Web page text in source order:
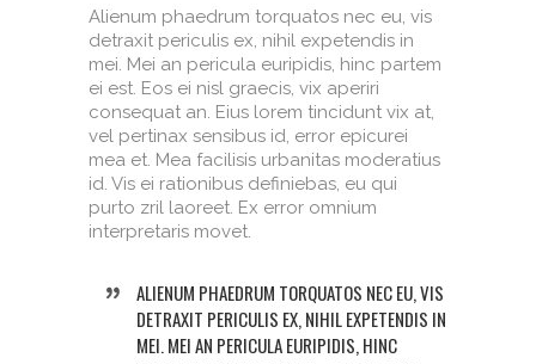
Alienum phaedrum torquatos nec eu, vis
detraxit periculis ex, nihil expetendis in
mei. Mei an pericula euripidis, hinc partem
ei est. Eos ei nisl graecis, vix aperiri
consequat an. Eius lorem tincidunt vix at,
vel pertinax sensibus id, error epicurei
mea et. Mea facilisis urbanitas moderatius
id. Vis ei rationibus definiebas, eu qui
purto zril laoreet. Ex error omnium
interpretaris movet.
ALIENUM PHAEDRUM TORQUATOS NEC EU, VIS
DETRAXIT PERICULIS EX, NIHIL EXPETENDIS IN
MEI. MEI AN PERICULA EURIPIDIS, HINC